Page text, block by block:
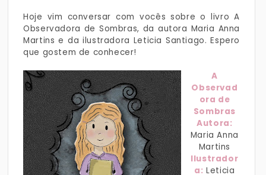
Hoje vim conversar com vocês sobre o livro A
Observadora de Sombras, da autora Maria Anna
Martins e da ilustradora Leticia Santiago. Espero
que gostem de conhecer!
A
Observad
ora de
Sombras
Autora:
Maria Anna
Martins
Ilustrador
a: Leticia